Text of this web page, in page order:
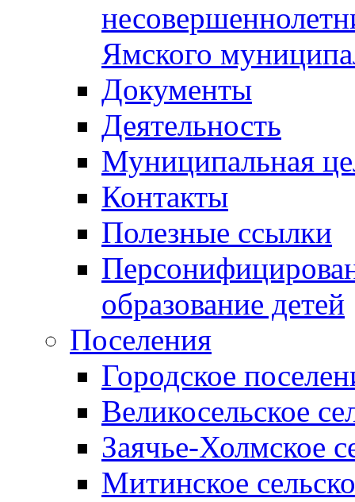
Ямского
Документы
Деятельность
Муниципальная
Контакты
Полезные ссылки
образование детей
Поселения
Городское
Великосельское
Заячье-Холмское
Митинское